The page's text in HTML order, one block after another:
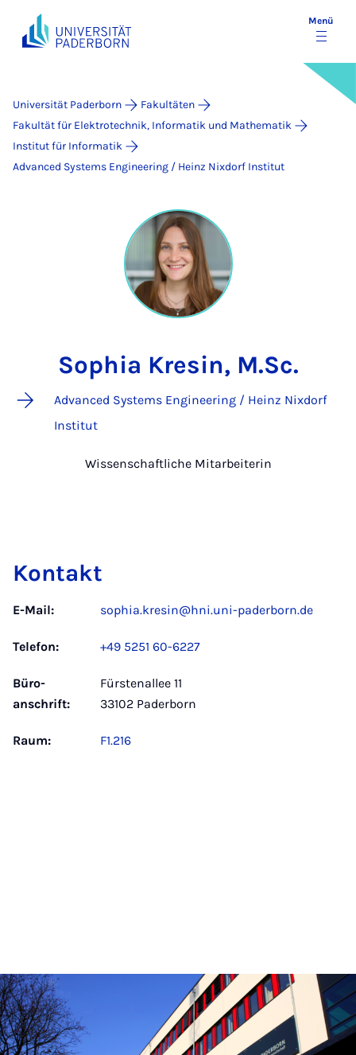
Menü
Universität Paderborn
Fakultäten
Fakultät für Elektrotechnik, Informatik und Mathematik
Institut für Informatik
Advanced Systems Engineering / Heinz Nixdorf Institut
Sophia Kresin, M.Sc.
Advanced Systems Engineering / Heinz Nixdorf
Institut
Wissenschaftliche Mitarbeiterin
Kontakt
E-Mail: sophia.kresin@hni.uni-paderborn.de
Telefon: +49 5251 60-6227
Büro­
anschrift:
Fürstenallee 11
33102 Paderborn
Raum: F1.216